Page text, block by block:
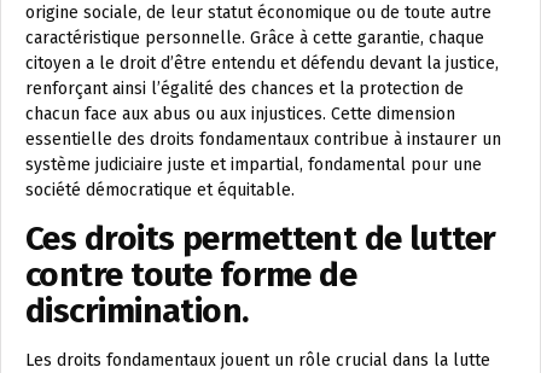
origine sociale, de leur statut économique ou de toute autre
caractéristique personnelle. Grâce à cette garantie, chaque
citoyen a le droit d’être entendu et défendu devant la justice,
renforçant ainsi l’égalité des chances et la protection de
chacun face aux abus ou aux injustices. Cette dimension
essentielle des droits fondamentaux contribue à instaurer un
système judiciaire juste et impartial, fondamental pour une
société démocratique et équitable.
Ces droits permettent de lutter
contre toute forme de
discrimination.
Les droits fondamentaux jouent un rôle crucial dans la lutte